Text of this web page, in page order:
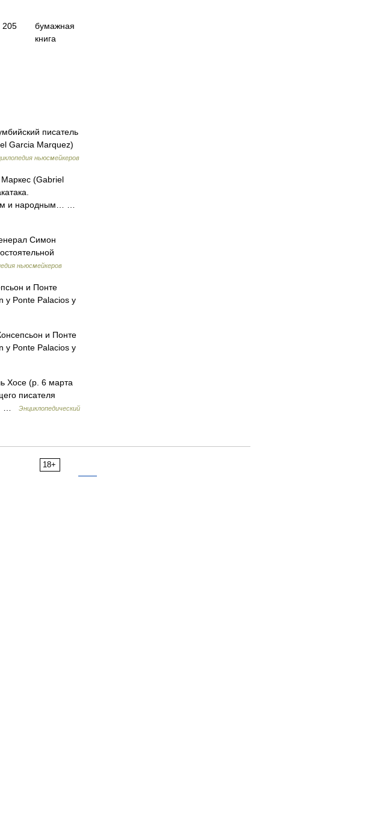
205
бумажная
книга
писатель
Garcia Marquez)
ньюсмейкеров
(Gabriel
и народным… …
Симон
ньюсмейкеров
и Понте
y Ponte Palacios y
и Понте
y Ponte Palacios y
Хосе (р. 6 марта
писателя
…
Энциклопедический
18+